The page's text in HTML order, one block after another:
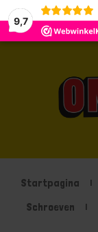
9,7
Startpagina
Schroeven